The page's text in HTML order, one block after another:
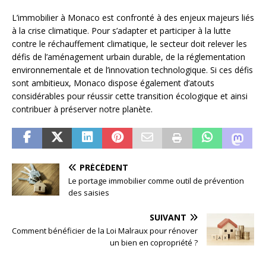
L’immobilier à Monaco est confronté à des enjeux majeurs liés
à la crise climatique. Pour s’adapter et participer à la lutte
contre le réchauffement climatique, le secteur doit relever les
défis de l’aménagement urbain durable, de la réglementation
environnementale et de l’innovation technologique. Si ces défis
sont ambitieux, Monaco dispose également d’atouts
considérables pour réussir cette transition écologique et ainsi
contribuer à préserver notre planète.
PRÉCÉDENT
Le portage immobilier comme outil de prévention
des saisies
SUIVANT
Comment bénéficier de la Loi Malraux pour rénover
un bien en copropriété ?